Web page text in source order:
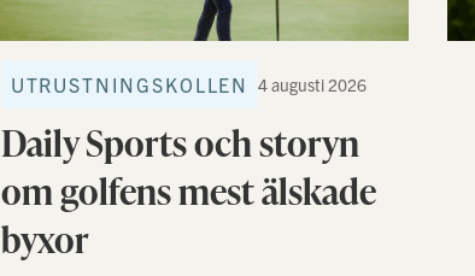
UTRUSTNINGSKOLLEN 4 augusti 2026
Daily Sports och storyn
om golfens mest älskade
byxor